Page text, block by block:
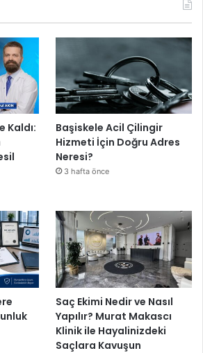
Kaldı:
Başiskele Acil Çilingir
Hizmeti İçin Doğru Adres
Neresi?
3 hafta önce
Saç Ekimi Nedir ve Nasıl
Yapılır? Murat Makascı
Klinik ile Hayalinizdeki
Saçlara Kavuşun